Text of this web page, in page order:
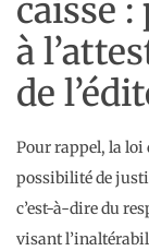
caisse
à
de
Pour rappel, la loi
possibilité de
c’est-à-dire du
visant